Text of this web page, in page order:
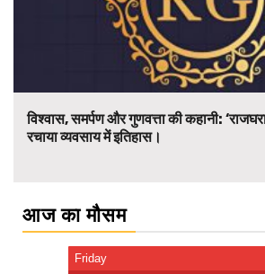
विश्वास, समर्पण और गुणवत्ता की कहानी:
रचाया व्यवसाय में इतिहास।
आज का मौसम
Friday